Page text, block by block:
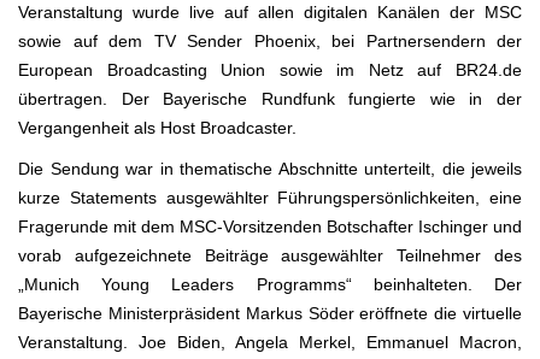
Veranstaltung wurde live auf allen digitalen Kanälen der MSC
sowie auf dem TV Sender Phoenix, bei Partnersendern der
European Broadcasting Union sowie im Netz auf BR24.de
übertragen. Der Bayerische Rundfunk fungierte wie in der
Vergangenheit als Host Broadcaster.
Die Sendung war in thematische Abschnitte unterteilt, die jeweils
kurze Statements ausgewählter Führungspersönlichkeiten, eine
Fragerunde mit dem MSC-Vorsitzenden Botschafter Ischinger und
vorab aufgezeichnete Beiträge ausgewählter Teilnehmer des
„Munich Young Leaders Programms“ beinhalteten. Der
Bayerische Ministerpräsident Markus Söder eröffnete die virtuelle
Veranstaltung. Joe Biden, Angela Merkel, Emmanuel Macron,